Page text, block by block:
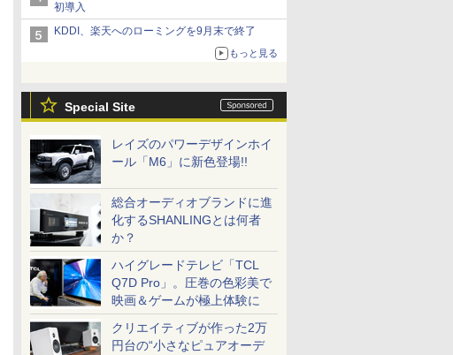
初導入
KDDI、楽天へのローミングを9月末で終了
もっと見る
Special Site
レイズのパワーデザインホイ
ール「M6」に新色登場!!
総合オーディオブランドに進
化するSHANLINGとは何者
か？
ハイグレードテレビ「TCL
Q7D Pro」。圧巻の色彩美で
映画＆ゲームが極上体験に
クリエイティブが作った2万
円台の“小さなピュアオーデ